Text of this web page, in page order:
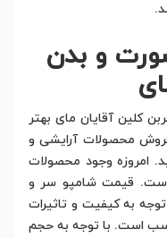
و بدن
کلین آقایان مای بهتر
محصولات آرایشی و
امروزه وجود محصولات
است. قیمت شامپو سر و
به کیفیت و تاثیرات
است. با توجه به حجم